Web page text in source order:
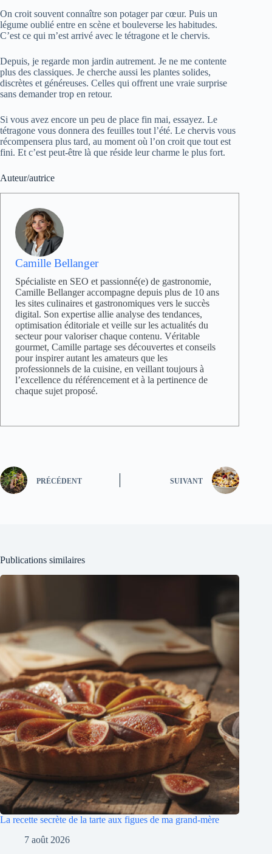
On croit souvent connaître son potager par cœur. Puis un
légume oublié entre en scène et bouleverse les habitudes.
C’est ce qui m’est arrivé avec le tétragone et le chervis.
Depuis, je regarde mon jardin autrement. Je ne me contente
plus des classiques. Je cherche aussi les plantes solides,
discrètes et généreuses. Celles qui offrent une vraie surprise
sans demander trop en retour.
Si vous avez encore un peu de place fin mai, essayez. Le
tétragone vous donnera des feuilles tout l’été. Le chervis vous
récompensera plus tard, au moment où l’on croit que tout est
fini. Et c’est peut-être là que réside leur charme le plus fort.
Auteur/autrice
Camille Bellanger
Spécialiste en SEO et passionné(e) de gastronomie,
Camille Bellanger accompagne depuis plus de 10 ans
les sites culinaires et gastronomiques vers le succès
digital. Son expertise allie analyse des tendances,
optimisation éditoriale et veille sur les actualités du
secteur pour valoriser chaque contenu. Véritable
gourmet, Camille partage ses découvertes et conseils
pour inspirer autant les amateurs que les
professionnels de la cuisine, en veillant toujours à
l’excellence du référencement et à la pertinence de
chaque sujet proposé.
PRÉCÉDENT SUIVANT
Publications similaires
La recette secrète de la tarte aux figues de ma grand-mère
7 août 2026